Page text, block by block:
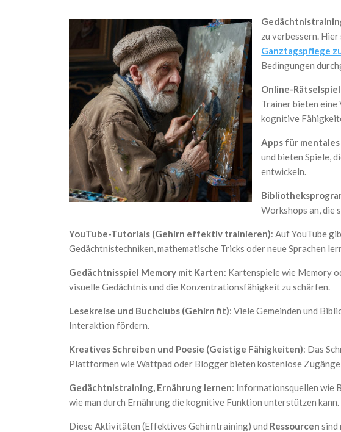
zu verbessern.
Ganztagspflege
Bedingungen
Online-
Trainer bieten eine
kognitive
Apps für
und bieten Spiele,
entwickeln.
Workshops an, die
YouTube-Tutorials (Gehirn effektiv trainieren): Auf YouTube
Gedächtnistechniken, mathematische Tricks oder neue Sprachen
Gedächtnisspiel Memory mit Karten: Kartenspiele wie Memory
visuelle Gedächtnis und die Konzentrationsfähigkeit zu schärfen.
Lesekreise und Buchclubs (Gehirn fit): Viele Gemeinden und
Interaktion fördern.
Kreatives Schreiben und Poesie (Geistige Fähigkeiten): Das
Plattformen wie Wattpad oder Blogger bieten kostenlose
Gedächtnistraining, Ernährung lernen: Informationsquellen wie
wie man durch Ernährung die kognitive Funktion unterstützen kann.
Diese Aktivitäten (Effektives Gehirntraining) und Ressourcen sind